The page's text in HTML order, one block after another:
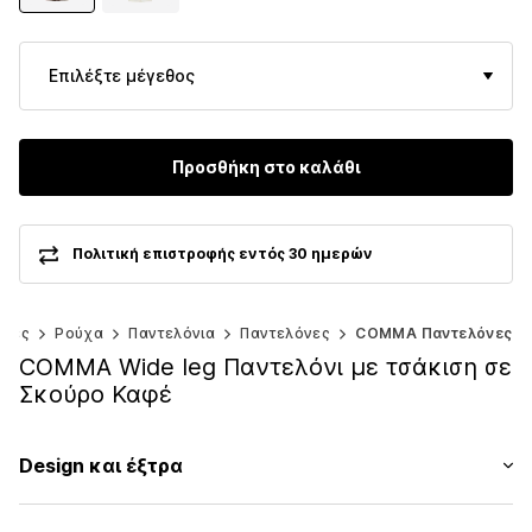
Επιλέξτε μέγεθος
Προσθήκη στο καλάθι
Πολιτική επιστροφής εντός 30 ημερών
Ρούχα Παντελόνια Παντελόνες COMMA Παντελόνες
COMMA Wide leg Παντελόνι με τσάκιση σε
Σκούρο Καφέ
Design και έξτρα